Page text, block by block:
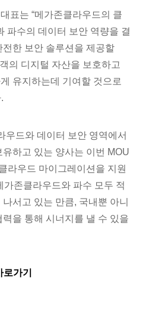
표는 “메가존클라우드의 클
파수의 데이터 보안 역량을 결
한 보안 솔루션을 제공할
의 디지털 자산을 보호하고
유지하는데 기여할 것으로
우드와 데이터 보안 영역에서
하고 있는 양사는 이번 MOU
라우드 마이그레이션을 지원
가존클라우드와 파수 모두 적
서고 있는 만큼, 국내뿐 아니
을 통해 시너지를 낼 수 있을
가기